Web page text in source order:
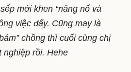
mới khen “năng nổ và
việc đấy. Cũng may là
chồng thì cuối cùng chị
nghiệp rồi. Hehe